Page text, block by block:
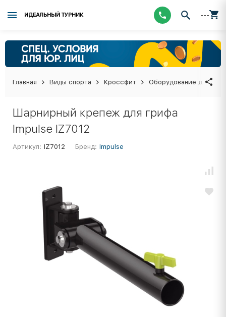
ИДЕАЛЬНЫЙ ТУРНИК ---
Главная Виды спорта Кроссфит Оборудование для
Шарнирный крепеж для грифа
Impulse IZ7012
Артикул: IZ7012 Бренд: Impulse